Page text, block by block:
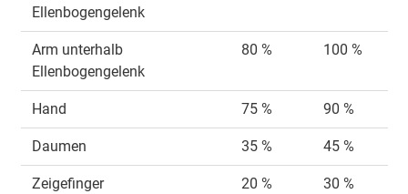
Ellenbogengelenk
Arm unterhalb
Ellenbogengelenk
80 % 100 %
Hand 75 % 90 %
Daumen 35 % 45 %
Zeigefinger 20 % 30 %